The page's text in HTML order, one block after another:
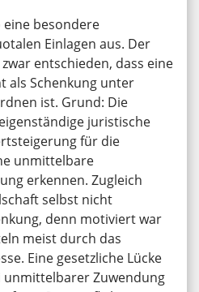
eine besondere
Einlagen aus. Der
entschieden, dass eine
als Schenkung unter
ist. Grund: Die
juristische
für die
unmittelbare
erkennen. Zugleich
selbst nicht
denn motiviert war
meist durch das
Eine gesetzliche Lücke
Zuwendung